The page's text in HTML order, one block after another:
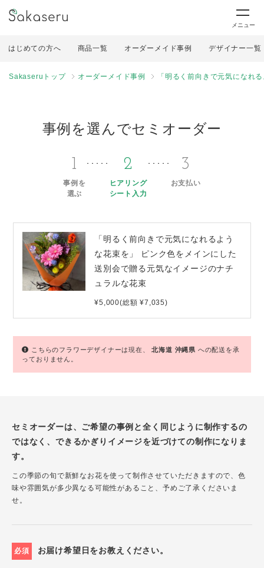
メニュー
はじめての方へ 商品一覧 オーダーメイド事例 デザイナー一覧
Sakaseruトップ オーダーメイド事例 「明るく前向きで元気になれ
事例を選んでセミオーダー
1
事例を
選ぶ
2
ヒアリング
シート入力
3
お支払い
「明るく前向きで元気になれるよう
な花束を」 ピンク色をメインにした
送別会で贈る元気なイメージのナチ
ュラルな花束
¥5,000(総額 ¥7,035)
こちらのフラワーデザイナーは現在、北海道 沖縄県 への配送を承
っておりません。
セミオーダーは、ご希望の事例と全く同じように制作するの
ではなく、できるかぎりイメージを近づけての制作になりま
す。
この季節の旬で新鮮なお花を使って制作させていただきますので、色
味や雰囲気が多少異なる可能性があること、予めご了承くださいま
せ。
必須 お届け希望日をお教えください。